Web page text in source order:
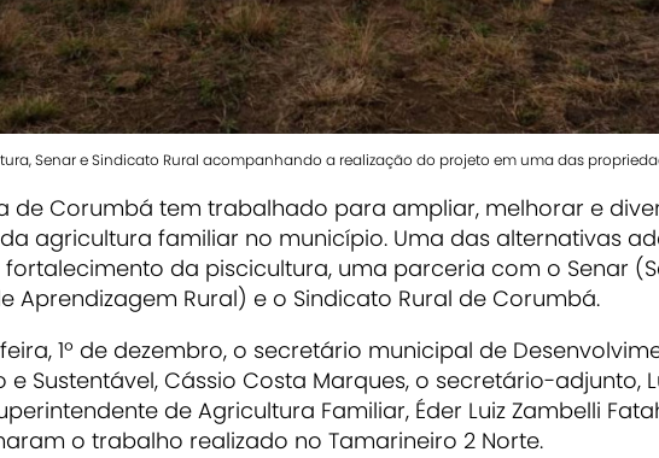
Senar e Sindicato Rural acompanhando a realização do projeto em uma das
de Corumbá tem trabalhado para ampliar, melhorar e
agricultura familiar no município. Uma das alternativas
fortalecimento da piscicultura, uma parceria com o Senar
Aprendizagem Rural) e o Sindicato Rural de Corumbá.
1º de dezembro, o secretário municipal de
e Sustentável, Cássio Costa Marques, o secretário-adjunto,
de Agricultura Familiar, Éder Luiz Zambelli
o trabalho realizado no Tamarineiro 2 Norte.